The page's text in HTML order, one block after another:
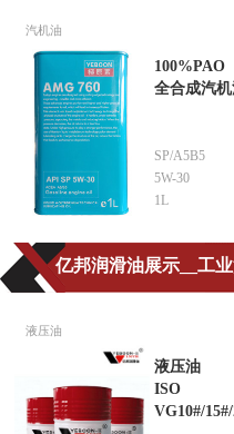
汽机油
100%PAO
全合成汽
SP/A5B5
5W-30
1L
亿邦润滑油展示__工
液压油
液压油
ISO
VG10#/